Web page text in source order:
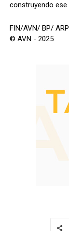
construyendo
FIN/AVN/ BP/
© AVN - 2025